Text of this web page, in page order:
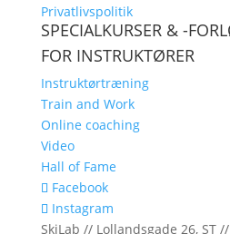
Privatlivspolitik
SPECIALKURSER & -
FOR INSTRUKTØRER
Instruktørtræning
Train and Work
Online coaching
Video
Hall of Fame
Facebook
Instagram
SkiLab // Lollandsgade 26, ST